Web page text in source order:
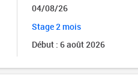
04/08/26
Stage 2 mois
Début : 6 août 2026